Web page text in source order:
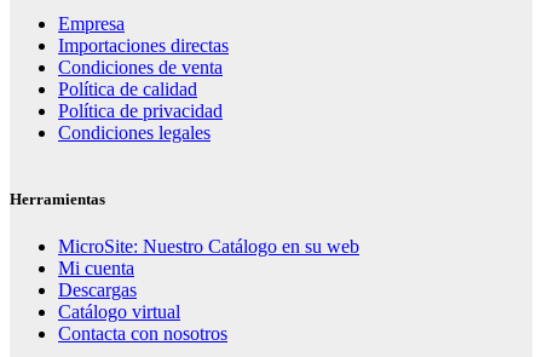
Empresa
Importaciones directas
Condiciones de venta
Política de calidad
Política de privacidad
Condiciones legales
Herramientas
MicroSite: Nuestro Catálogo en su web
Mi cuenta
Descargas
Catálogo virtual
Contacta con nosotros